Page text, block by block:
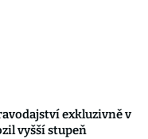
exkluzivně v
vyšší stupeň